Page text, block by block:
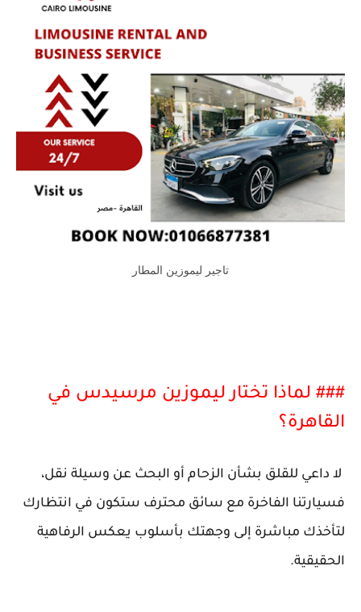
تاجير ليموزين المطار
### لماذا تختار ليموزين مرسيدس في
القاهرة؟
لا داعي للقلق بشأن الزحام أو البحث عن وسيلة نقل،
فسيارتنا الفاخرة مع سائق محترف ستكون في انتظارك
لتأخذك مباشرة إلى وجهتك بأسلوب يعكس الرفاهية
الحقيقية.